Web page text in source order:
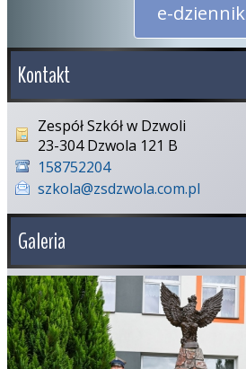
e-dziennik
Kontakt
Zespół Szkół w Dzwoli
23-304 Dzwola 121 B
158752204
szkola@zsdzwola.com.pl
Galeria